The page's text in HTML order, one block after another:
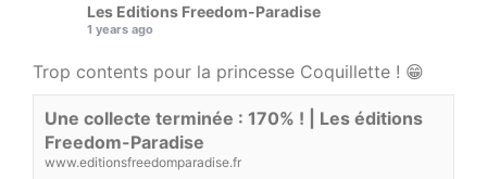
Les Editions Freedom-Paradise
1 years ago
Trop contents pour la princesse Coquillette ! 😁
Une collecte terminée : 170% ! | Les éditions
Freedom-Paradise
www.editionsfreedomparadise.fr